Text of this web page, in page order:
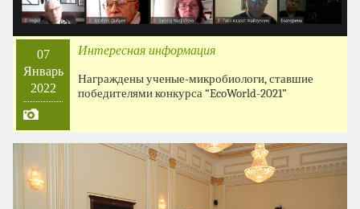
07
Январь
2022
Интересная информация
Награждены ученые-микробиологи, ставшие
победителями конкурса “EcoWorld-2021”